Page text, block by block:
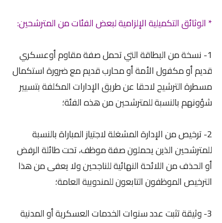
* الوثائق التكميلية الإلزامية لبعض الفئات من المترشحين:
1- نسخة من البطاقة التي تحمل صفة مقاوم أوعسكري
قديم أو مكفول الأمة أو محارب قديم مع ضرورة استكمال
مسطرة الترشيح لاحقا عن طريق الإدارات المكلفة بتسيير
شؤونهم بالنسبة للمترشحين من هذه الفئة؛
2- ترخيص من الإدارة المشغلة لاجتياز المباراة بالنسبة
للمترشحين الذين يحملون صفة موظف، تحت طائلة الرفض
أو الحذف من اللائحة النهائية للناجحين ولا يعفى من هذا
الترخيص الموظفون التابعون للمندوبية العامة؛
3- وثيقة تثبت عدد سنوات الخدمات العسكرية أو المدنية